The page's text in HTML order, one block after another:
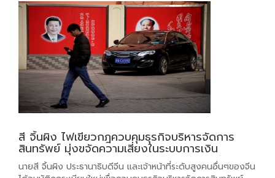
สี จิ้นผิง ไฟเขียวกฎควบคุมธุรกิจบริหารจัดการ
สินทรัพย์ มุ่งขจัดความเสี่ยงในระบบการเงิน
นายสี จิ้นผิง ประธานาธิบดีจีน และเจ้าหน้าที่ระดับสูงคนอื่นๆของจีน